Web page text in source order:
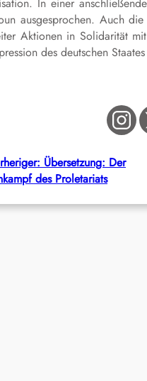
ausgesprochen. Auch
Aktionen in Solidarität
des deutschen
Übersetzung: Der
des Proletariats